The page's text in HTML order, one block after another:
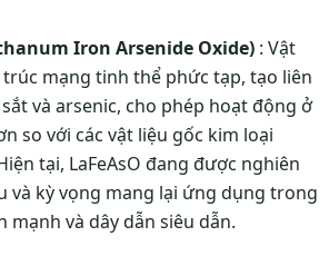
Iron Arsenide Oxide) : Vật
trúc mạng tinh thể phức tạp, tạo liên
và arsenic, cho phép hoạt động ở
so với các vật liệu gốc kim loại
tại, LaFeAsO đang được nghiên
và kỳ vọng mang lại ứng dụng trong
mạnh và dây dẫn siêu dẫn.